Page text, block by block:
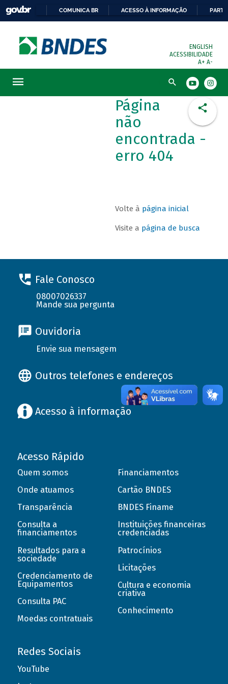
COMUNICA BR ACESSO À INFORMAÇÃO
ENGLISH
ACESSIBILIDADE
A+ A-
Busca
Página
não
encontrada -
erro 404
Volte à página inicial
Visite a página de busca
Fale Conosco
08007026337
Mande sua pergunta
Ouvidoria
Envie sua mensagem
Outros telefones e endereços
Acesso à informação
Acesso Rápido
Quem somos
Onde atuamos
Transparência
Consulta a
financiamentos
Resultados para a
sociedade
Credenciamento de
Equipamentos
Consulta PAC
Moedas contratuais
Financiamentos
Cartão BNDES
BNDES Finame
Instituições financeiras
credenciadas
Patrocínios
Licitações
Cultura e economia
criativa
Conhecimento
Redes Sociais
YouTube